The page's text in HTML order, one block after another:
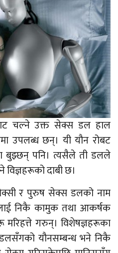
चल्ने उक्त सेक्स डल हाल
उपलब्ध छन्। यी यौन रोबट
बुझ्छन् पनि। त्यसैले ती डलले
दाबी छ।
र पुरुष सेक्स डलको नाम
निकै कामुक तथा आकर्षक
गरुन्। विशेषज्ञहरूका
यौनसम्बन्ध भने निकै